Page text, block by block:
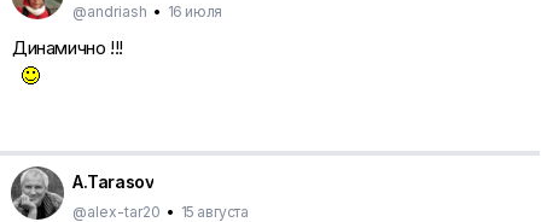
@andriash • 16 июля
Динамично !!!
A.Tarasov
@alex-tar20 • 15 августа